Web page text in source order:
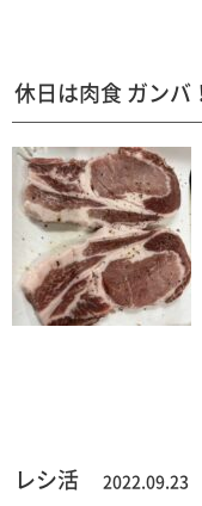
休日は肉食 ガンバ
レシ活 2022.09.23